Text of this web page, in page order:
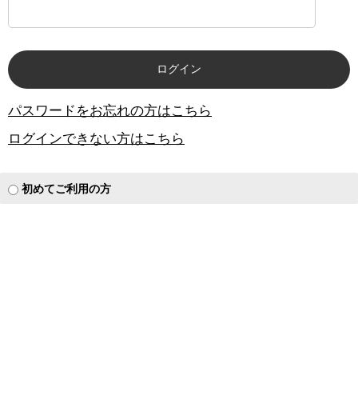
パスワードをお忘れの方はこちら
ログインできない方はこちら
初めてご利用の方